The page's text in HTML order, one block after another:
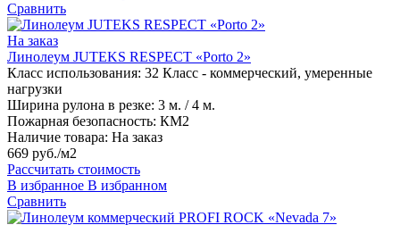
Сравнить
На заказ
Линолеум JUTEKS RESPECT «Porto 2»
Класс использования: 32 Класс - коммерческий, умеренные
нагрузки
Ширина рулона в резке: 3 м. / 4 м.
Пожарная безопасность: КМ2
Наличие товара: На заказ
669 руб./м2
Рассчитать стоимость
В избранное В избранном
Сравнить